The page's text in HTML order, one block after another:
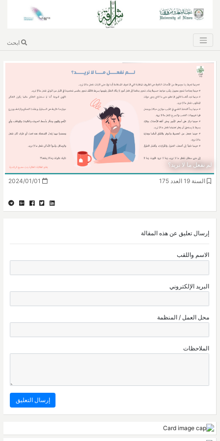
ابحث
لم نفعل ما لا نريد؟
السنة 19 العدد 175
إرسال تعليق عن هذه المقالة
الاسم واللقب
البريد الإلكتروني
محل العمل / المنظمة
الملاحظات